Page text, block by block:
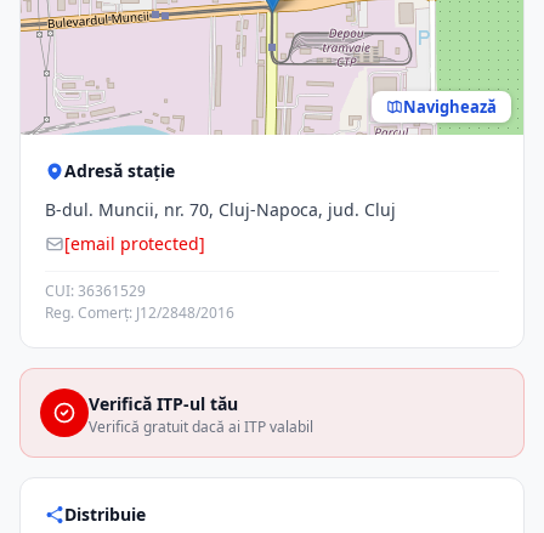
Navighează
Adresă stație
B-dul. Muncii, nr. 70, Cluj-Napoca, jud. Cluj
[email protected]
CUI: 36361529
Reg. Comerț: J12/2848/2016
Verifică ITP-ul tău
Verifică gratuit dacă ai ITP valabil
Distribuie